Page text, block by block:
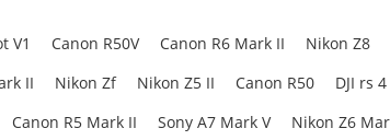
V1 Canon R50V Canon R6 Mark II Nikon Z8
II Nikon Zf Nikon Z5 II Canon R50 DJI rs 4
Canon R5 Mark II Sony A7 Mark V Nikon Z6